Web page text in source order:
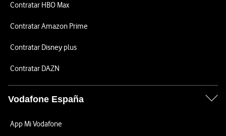
Contratar HBO Max
Contratar Amazon Prime
Contratar Disney plus
Contratar DAZN
Vodafone España
App Mi Vodafone